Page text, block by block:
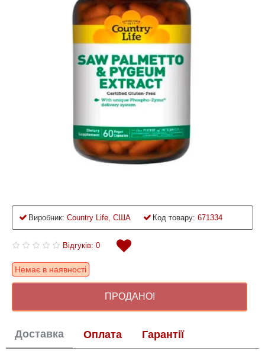
Виробник: Country Life, США Код товару: 671334
Відгуків: 0
Немає в наявності
ПРОДАНО!
Доставка Оплата Гарантії